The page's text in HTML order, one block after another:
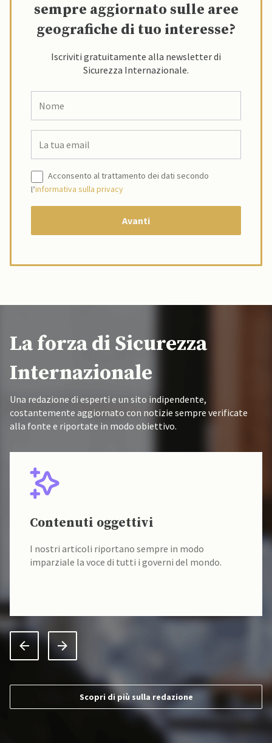
sempre aggiornato sulle aree
geografiche di tuo interesse?
Iscriviti gratuitamente alla newsletter di
Sicurezza Internazionale.
Acconsento al trattamento dei dati secondo
l’informativa sulla privacy
La forza di Sicurezza
Internazionale
Una redazione di esperti e un sito indipendente,
costantemente aggiornato con notizie sempre verificate
alla fonte e riportate in modo obiettivo.
Contenuti oggettivi
I nostri articoli riportano sempre in modo
imparziale la voce di tutti i governi del mondo.
Scopri di più sulla redazione